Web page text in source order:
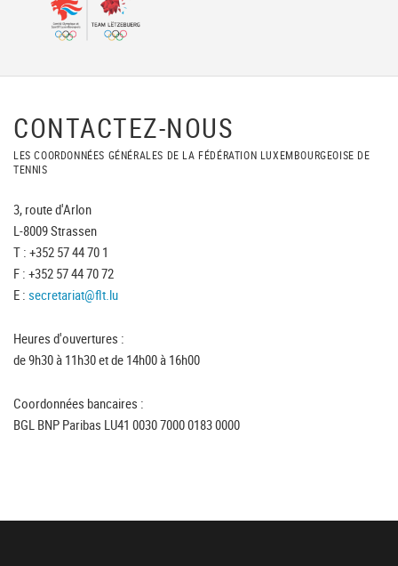
CONTACTEZ-NOUS
LES COORDONNÉES GÉNÉRALES DE LA FÉDÉRATION LUXEMBOURGEOISE DE
TENNIS
3, route d'Arlon
L-8009 Strassen
T : +352 57 44 70 1
F : +352 57 44 70 72
E : secretariat@flt.lu
Heures d'ouvertures :
de 9h30 à 11h30 et de 14h00 à 16h00
Coordonnées bancaires :
BGL BNP Paribas LU41 0030 7000 0183 0000